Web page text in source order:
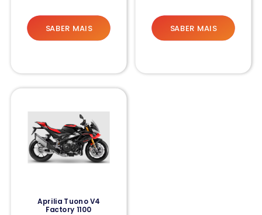
SABER MAIS SABER MAIS
Aprilia Tuono V4
Factory 1100